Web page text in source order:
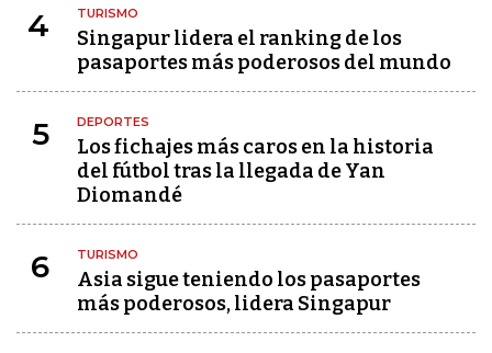
4 TURISMO
Singapur lidera el ranking de los
pasaportes más poderosos del mundo
5 DEPORTES
Los fichajes más caros en la historia
del fútbol tras la llegada de Yan
Diomandé
6 TURISMO
Asia sigue teniendo los pasaportes
más poderosos, lidera Singapur